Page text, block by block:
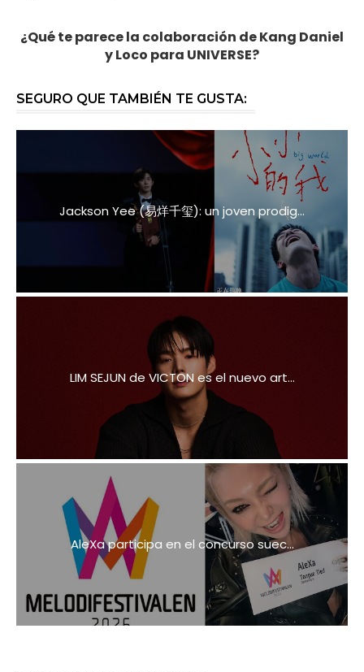
¿Qué te parece la colaboración de Kang Daniel
y Loco para UNIVERSE?
SEGURO QUE TAMBIÉN TE GUSTA:
Jackson Yee (易烊千玺): un joven prodig...
LIM SEJUN de VICTON es el nuevo art...
AleXa participa en el concurso suec...